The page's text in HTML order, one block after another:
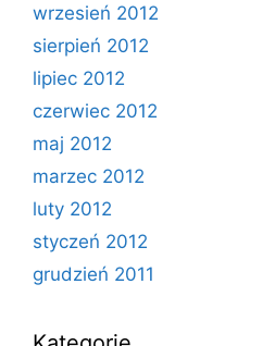
wrzesień 2012
sierpień 2012
lipiec 2012
czerwiec 2012
maj 2012
marzec 2012
luty 2012
styczeń 2012
grudzień 2011